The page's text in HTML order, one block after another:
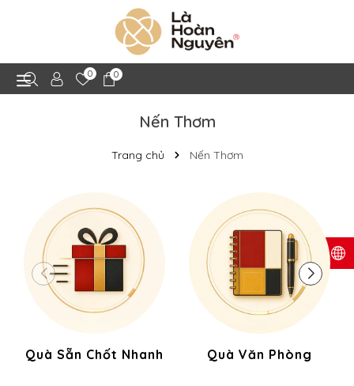
0 0
Nến Thơm
Trang chủ Nến Thơm
Quà Sẵn Chốt Nhanh Quà Văn Phòng